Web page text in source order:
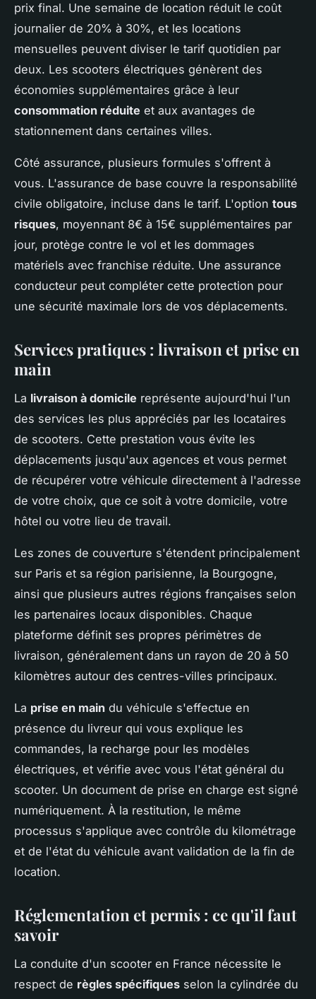
prix final. Une semaine de location réduit le coût
journalier de 20% à 30%, et les locations
mensuelles peuvent diviser le tarif quotidien par
deux. Les scooters électriques génèrent des
économies supplémentaires grâce à leur
consommation réduite et aux avantages de
stationnement dans certaines villes.
Côté assurance, plusieurs formules s'offrent à
vous. L'assurance de base couvre la responsabilité
civile obligatoire, incluse dans le tarif. L'option tous
risques, moyennant 8€ à 15€ supplémentaires par
jour, protège contre le vol et les dommages
matériels avec franchise réduite. Une assurance
conducteur peut compléter cette protection pour
une sécurité maximale lors de vos déplacements.
Services pratiques : livraison et prise en
main
La livraison à domicile représente aujourd'hui l'un
des services les plus appréciés par les locataires
de scooters. Cette prestation vous évite les
déplacements jusqu'aux agences et vous permet
de récupérer votre véhicule directement à l'adresse
de votre choix, que ce soit à votre domicile, votre
hôtel ou votre lieu de travail.
Les zones de couverture s'étendent principalement
sur Paris et sa région parisienne, la Bourgogne,
ainsi que plusieurs autres régions françaises selon
les partenaires locaux disponibles. Chaque
plateforme définit ses propres périmètres de
livraison, généralement dans un rayon de 20 à 50
kilomètres autour des centres-villes principaux.
La prise en main du véhicule s'effectue en
présence du livreur qui vous explique les
commandes, la recharge pour les modèles
électriques, et vérifie avec vous l'état général du
scooter. Un document de prise en charge est signé
numériquement. À la restitution, le même
processus s'applique avec contrôle du kilométrage
et de l'état du véhicule avant validation de la fin de
location.
Réglementation et permis : ce qu'il faut
savoir
La conduite d'un scooter en France nécessite le
respect de règles spécifiques selon la cylindrée du